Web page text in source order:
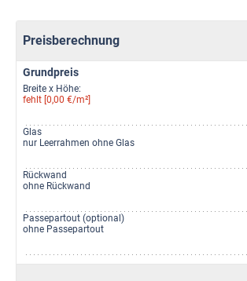
Preisberechnung
Grundpreis
Breite x Höhe:
fehlt [0,00 €/m²]
Glas
nur Leerrahmen ohne Glas
Rückwand
ohne Rückwand
Passepartout (optional)
ohne Passepartout